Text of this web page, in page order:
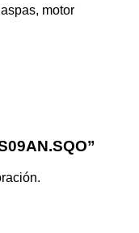
motor